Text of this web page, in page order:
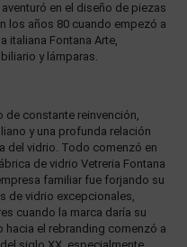
en el diseño de piezas
los años 80 cuando empezó a
italiana Fontana Arte,
y lámparas.
de constante reinvención,
y una profunda relación
del vidrio. Todo comenzó en
de vidrio Vetreria Fontana
familiar fue forjando su
de vidrio excepcionales,
cuando la marca daría su
hacia el rebranding comenzó a